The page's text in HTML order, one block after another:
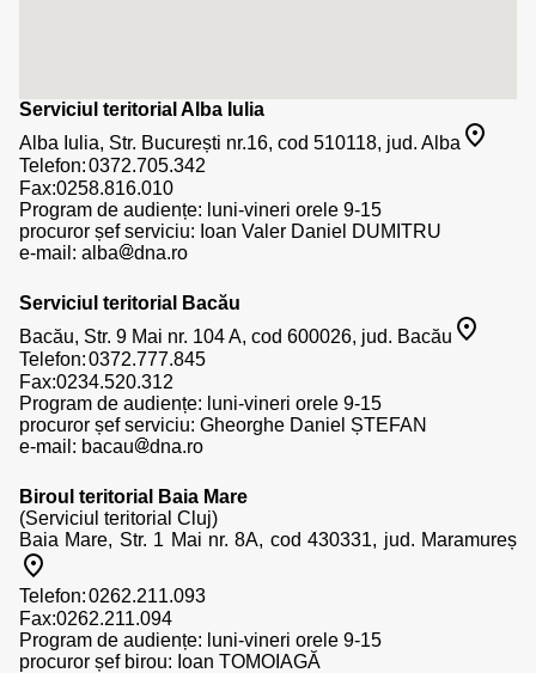
Serviciul teritorial Alba Iulia
Alba Iulia, Str. București nr.16, cod 510118, jud. Alba
Telefon:
Fax:0258.816.010
Program de audiențe: luni-vineri orele 9-15
procuror șef serviciu: Ioan Valer Daniel DUMITRU
e-mail: alba dna.ro
Serviciul teritorial Bacău
Bacău, Str. 9 Mai nr. 104 A, cod 600026, jud. Bacău
Telefon:
Fax:0234.520.312
Program de audiențe: luni-vineri orele 9-15
procuror șef serviciu: Gheorghe Daniel ȘTEFAN
e-mail: bacau dna.ro
Biroul teritorial Baia Mare
(Serviciul teritorial Cluj)
Baia Mare, Str. 1 Mai nr. 8A, cod 430331, jud. Maramureș
Telefon:
Fax:0262.211.094
Program de audiențe: luni-vineri orele 9-15
procuror șef birou: Ioan TOMOIAGĂ